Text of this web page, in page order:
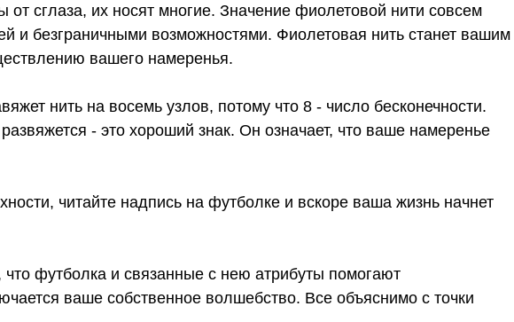
сглаза, их носят многие. Значение фиолетовой нити совсем
и безграничными возможностями. Фиолетовая нить станет вашим
вашего намеренья.
нить на восемь узлов, потому что 8 - число бесконечности.
- это хороший знак. Он означает, что ваше намеренье
читайте надпись на футболке и вскоре ваша жизнь начнет
что футболка и связанные с нею атрибуты помогают
ваше собственное волшебство. Все объяснимо с точки